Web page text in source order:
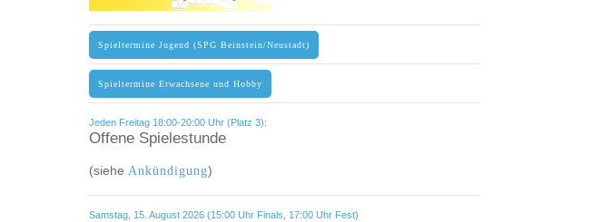
Spieltermine Jugend (SPG Beinstein/Neustadt)
Spieltermine Erwachsene und Hobby
Jeden Freitag 18:00-20:00 Uhr (Platz 3):
Offene Spielestunde
(siehe Ankündigung)
Samstag, 15. August 2026 (15:00 Uhr Finals, 17:00 Uhr Fest)